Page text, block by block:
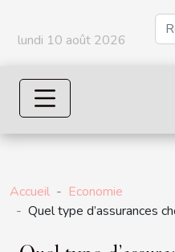
lundi 10 août 2026
Accueil
Economie
Quel type d’assurances